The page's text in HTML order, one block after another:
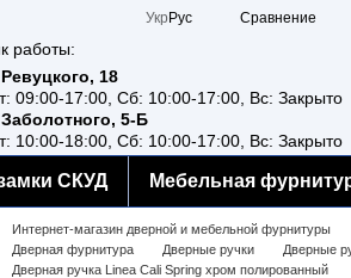
Укр Рус Сравнение
работы:
18
09:00-17:00, Сб: 10:00-17:00, Вс: Закрыто
5-Б
10:00-18:00, Сб: 10:00-17:00, Вс: Закрыто
СКУД Мебельная
Интернет-магазин дверной и мебельной фурнитуры
Дверная фурнитура
Дверные ручки
Дверные
Дверная ручка Linea Cali Spring хром полированный